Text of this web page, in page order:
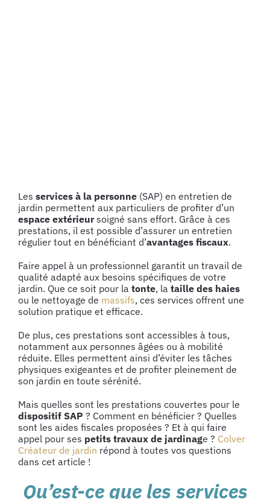
Les services à la personne (SAP) en entretien de
jardin permettent aux particuliers de profiter d’un
espace extérieursoigné sans effort. Grâce à ces
prestations, il est possible d’assurer un entretien
régulier tout en bénéficiant d’avantages fiscaux.
Faire appel à un professionnel garantit un travail de
qualité adapté aux besoins spécifiques de votre
jardin. Que ce soit pour la tonte, la taille des haies
ou le nettoyage de massifs, ces services offrent une
solution pratique et efficace.
De plus, ces prestations sont accessibles à tous,
notamment aux personnes âgées ou à mobilité
réduite. Elles permettent ainsi d’éviter les tâches
physiques exigeantes et de profiter pleinement de
son jardin en toute sérénité.
Mais quelles sont les prestations couvertes pour le
dispositif SAP ? Comment en bénéficier ? Quelles
sont les aides fiscales proposées ? Et à qui faire
appel pour ses petits travaux de jardinage ? Colver
Créateur de jardin répond à toutes vos questions
dans cet article !
Qu’est-ce que les services